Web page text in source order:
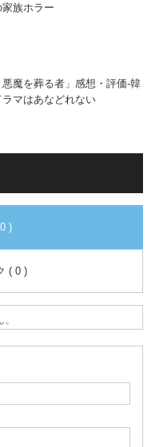
族ホラー
魔を葬る者」感想・評価-韓
マはあなどれない
)
( 0 )